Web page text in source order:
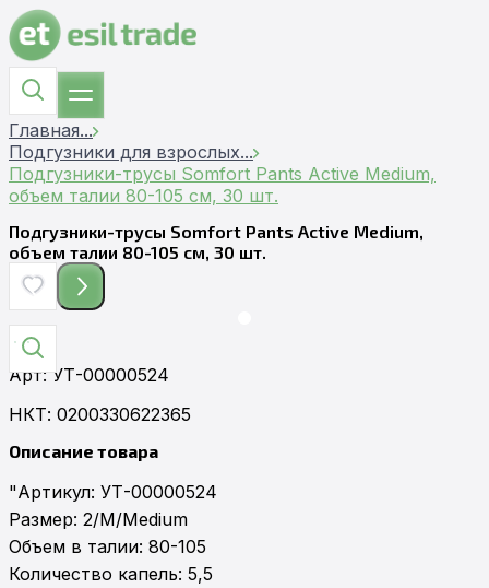
Главная...
Подгузники для взрослых...
Подгузники-трусы Somfort Pants Active Medium,
объем талии 80-105 см, 30 шт.
Подгузники-трусы Somfort Pants Active Medium,
объем талии 80-105 см, 30 шт.
Арт:УТ-00000524
НКТ: 0200330622365
Описание товара
"Артикул: УТ-00000524
Размер: 2/M/Medium
Объем в талии: 80-105
Количество капель: 5,5